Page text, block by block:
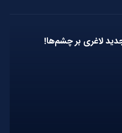
لاغری بر چشم‌ها!